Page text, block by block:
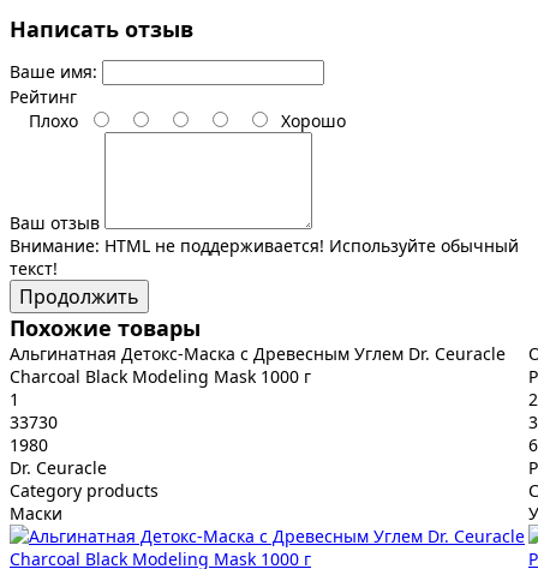
Написать отзыв
Ваше имя:
Рейтинг
Плохо
Хорошо
Ваш отзыв
Внимание: HTML не поддерживается! Используйте обычный
текст!
Продолжить
Похожие товары
Альгинатная Детокс-Маска с Древесным Углем Dr. Ceuracle
Charcoal Black Modeling Mask 1000 г
1
33730
1980
Dr. Ceuracle
Category products
Маски
2